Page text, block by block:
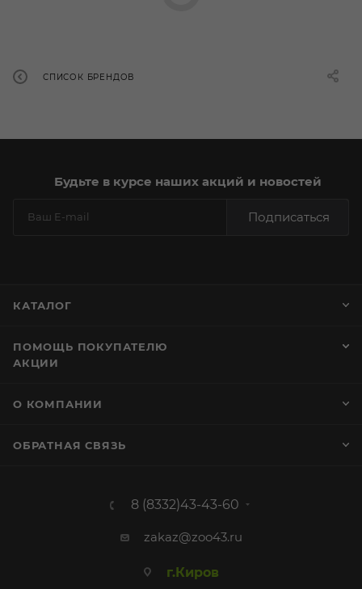
СПИСОК БРЕНДОВ
Будьте в курсе наших акций и новостей
Подписаться
КАТАЛОГ
ПОМОЩЬ ПОКУПАТЕЛЮ
АКЦИИ
О КОМПАНИИ
ОБРАТНАЯ СВЯЗЬ
8 (8332)43-43-60
zakaz@zoo43.ru
г.Киров